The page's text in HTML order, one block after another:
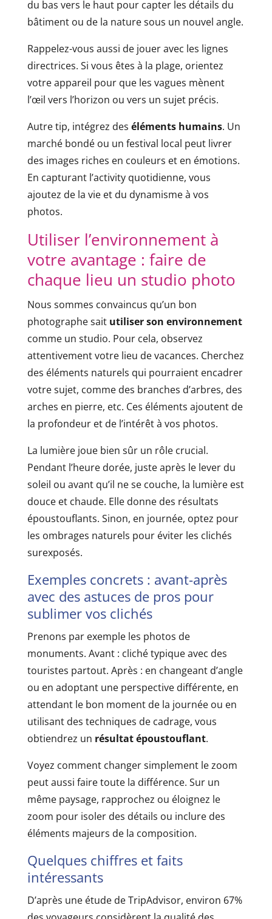
du bas vers le haut pour capter les détails du
bâtiment ou de la nature sous un nouvel angle.
Rappelez-vous aussi de jouer avec les lignes
directrices. Si vous êtes à la plage, orientez
votre appareil pour que les vagues mènent
l’œil vers l’horizon ou vers un sujet précis.
Autre tip, intégrez des éléments humains. Un
marché bondé ou un festival local peut livrer
des images riches en couleurs et en émotions.
En capturant l’activity quotidienne, vous
ajoutez de la vie et du dynamisme à vos
photos.
Utiliser l’environnement à
votre avantage : faire de
chaque lieu un studio photo
Nous sommes convaincus qu’un bon
photographe sait utiliser son environnement
comme un studio. Pour cela, observez
attentivement votre lieu de vacances. Cherchez
des éléments naturels qui pourraient encadrer
votre sujet, comme des branches d’arbres, des
arches en pierre, etc. Ces éléments ajoutent de
la profondeur et de l’intérêt à vos photos.
La lumière joue bien sûr un rôle crucial.
Pendant l’heure dorée, juste après le lever du
soleil ou avant qu’il ne se couche, la lumière est
douce et chaude. Elle donne des résultats
époustouflants. Sinon, en journée, optez pour
les ombrages naturels pour éviter les clichés
surexposés.
Exemples concrets : avant-après
avec des astuces de pros pour
sublimer vos clichés
Prenons par exemple les photos de
monuments. Avant : cliché typique avec des
touristes partout. Après : en changeant d’angle
ou en adoptant une perspective différente, en
attendant le bon moment de la journée ou en
utilisant des techniques de cadrage, vous
obtiendrez un résultat époustouflant.
Voyez comment changer simplement le zoom
peut aussi faire toute la différence. Sur un
même paysage, rapprochez ou éloignez le
zoom pour isoler des détails ou inclure des
éléments majeurs de la composition.
Quelques chiffres et faits
intéressants
D’après une étude de TripAdvisor, environ 67%